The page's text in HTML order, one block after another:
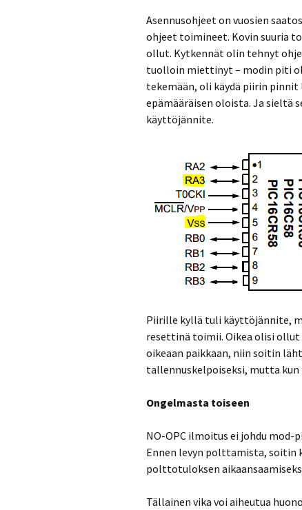
Asennusohjeet on vuosien
ohjeet toimineet. Kovin suuria
ollut. Kytkennät olin tehnyt
tuolloin miettinyt – modin piti
tekemään, oli käydä piirin pinnit
epämääräisen oloista. Ja sieltä
käyttöjännite.
Piirille kyllä tuli käyttöjännite,
resettinä toimii. Oikea olisi ollut
oikeaan paikkaan, niin soitin
tallennuskelpoiseksi, mutta
Ongelmasta toiseen
NO-OPC ilmoitus ei johdu mod-
Ennen levyn polttamista, soitin
polttotuloksen
Tällainen vika voi aiheutua